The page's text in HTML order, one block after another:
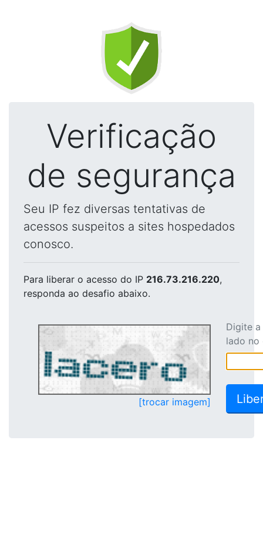
Verificação
de segurança
Seu IP fez diversas tentativas de
acessos suspeitos a sites hospedados
conosco.
Para liberar o acesso do IP 216.73.216.220,
responda ao desafio abaixo.
[trocar imagem]
Digite
lado no